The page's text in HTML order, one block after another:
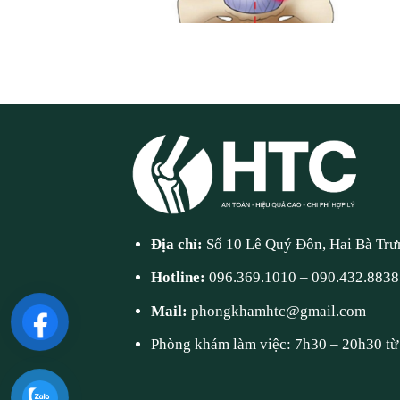
Địa chỉ: Số 10 Lê Quý Đôn, Hai Bà
Hotline:096.369.1010 –090.432.8838
Mail:phongkhamhtc@gmail.com
Phòng khám làm việc: 7h30 – 20h30